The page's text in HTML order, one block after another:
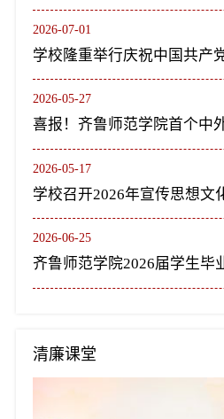
2026-07-01
2026-05-27
2026-05-17
学校召开2026年宣传思想文
2026-06-25
清廉课堂